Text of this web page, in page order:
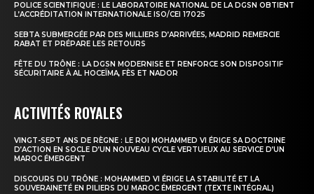
POLICE SCIENTIFIQUE : LE LABORATOIRE NATIONAL DE LA DGSN OBTIENT
L’ACCRÉDITATION INTERNATIONALE ISO/CEI 17025
SEBTA SUBMERGÉE PAR DES MILLIERS D’ARRIVÉES, MADRID REMERCIE
RABAT ET PRÉPARE LES RETOURS
FÊTE DU TRÔNE : LA DGSN MODERNISE ET RENFORCE SON DISPOSITIF
SÉCURITAIRE À AL HOCEÏMA, FÈS ET NADOR
ACTIVITÉS ROYALES
VINGT-SEPT ANS DE RÈGNE : LE ROI MOHAMMED VI ÉRIGE SA DOCTRINE
D’ACTION EN SOCLE D’UN NOUVEAU CYCLE VERTUEUX AU SERVICE D’UN
MAROC ÉMERGENT
DISCOURS DU TRÔNE : MOHAMMED VI ÉRIGE LA STABILITÉ ET LA
SOUVERAINETÉ EN PILIERS DU MAROC ÉMERGENT (TEXTE INTÉGRAL)